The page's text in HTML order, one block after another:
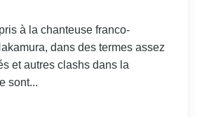
à la chanteuse franco-
dans des termes assez
et autres clashs dans la
sont...